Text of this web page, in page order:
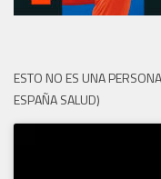
ESTO NO ES UNA
ESPAÑA SALUD)